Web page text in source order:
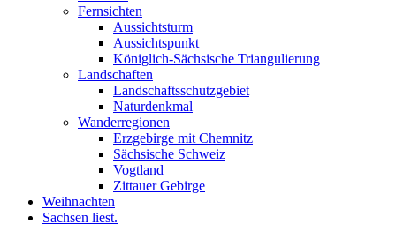
Fernsichten
Aussichtsturm
Aussichtspunkt
Königlich-Sächsische Triangulierung
Landschaften
Landschaftsschutzgebiet
Naturdenkmal
Wanderregionen
Erzgebirge mit Chemnitz
Sächsische Schweiz
Vogtland
Zittauer Gebirge
Weihnachten
Sachsen liest.